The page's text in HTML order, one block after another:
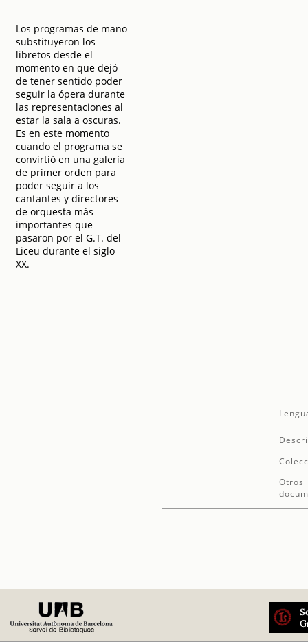
Los programas de mano
substituyeron los
libretos desde el
momento en que dejó
de tener sentido poder
seguir la ópera durante
las representaciones al
estar la sala a oscuras.
Es en este momento
cuando el programa se
convirtió en una galería
de primer orden para
poder seguir a los
cantantes y directores
de orquesta más
importantes que
pasaron por el G.T. del
Liceu durante el siglo
XX.
Otros